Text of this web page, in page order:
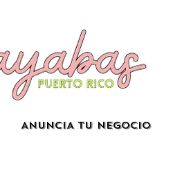
ANUNCIA TU NEGOCIO